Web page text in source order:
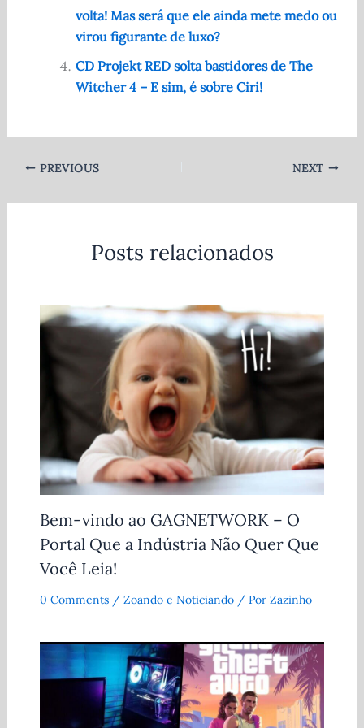
volta! Mas será que ele ainda mete medo ou
virou figurante de luxo?
CD Projekt RED solta bastidores de The
Witcher 4 – E sim, é sobre Ciri!
PREVIOUS NEXT
Posts relacionados
Bem-vindo ao GAGNETWORK – O
Portal Que a Indústria Não Quer Que
Você Leia!
0 Comments / Zoando e Noticiando/ Por Zazinho